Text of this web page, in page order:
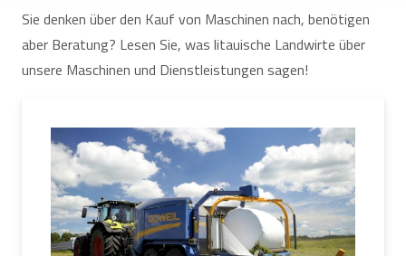
Sie denken über den Kauf von Maschinen nach, benötigen
aber Beratung? Lesen Sie, was litauische Landwirte über
unsere Maschinen und Dienstleistungen sagen!